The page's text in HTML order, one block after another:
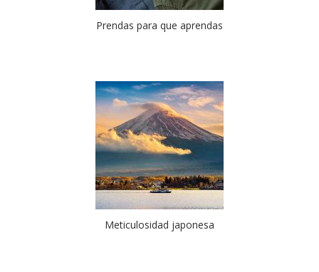
Prendas para que aprendas
Meticulosidad japonesa